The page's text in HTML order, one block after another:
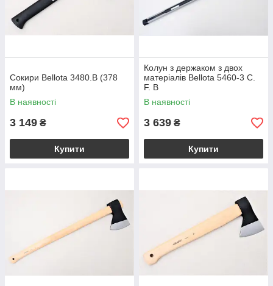
Сокири Bellota 3480.B (378
мм)
В наявності
3 149 ₴
Купити
Колун з держаком з двох
матеріалів Bellota 5460-3 C.
F. B
В наявності
3 639 ₴
Купити